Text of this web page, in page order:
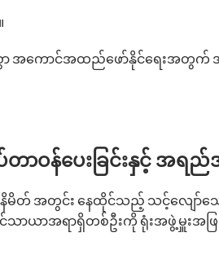
စွာ အကောင်အထည်ဖော်နိုင်ရေးအတွ
န်ပေးခြင်းနှင့် အရည်အခ
အတွင်း နေထိုင်သည့် သင့်‌လျော်‌သောနို
ာယာအရာရှိတစ်ဦးကို ရုံးအဖွဲ့မှူးအဖြ